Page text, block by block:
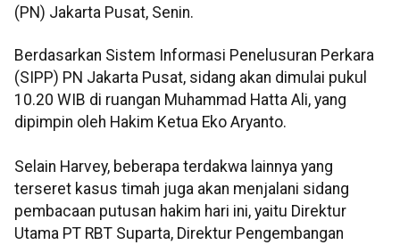
(PN) Jakarta Pusat, Senin.
Berdasarkan Sistem Informasi Penelusuran Perkara
(SIPP) PN Jakarta Pusat, sidang akan dimulai pukul
10.20 WIB di ruangan Muhammad Hatta Ali, yang
dipimpin oleh Hakim Ketua Eko Aryanto.
Selain Harvey, beberapa terdakwa lainnya yang
terseret kasus timah juga akan menjalani sidang
pembacaan putusan hakim hari ini, yaitu Direktur
Utama PT RBT Suparta, Direktur Pengembangan